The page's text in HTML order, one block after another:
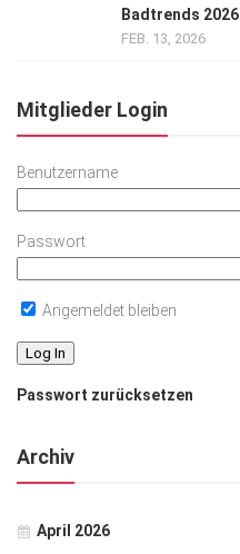
Badtrends 2026
FEB. 13, 2026
Mitglieder Login
Benutzername
Passwort
Angemeldet bleiben
Passwort zurücksetzen
Archiv
April 2026